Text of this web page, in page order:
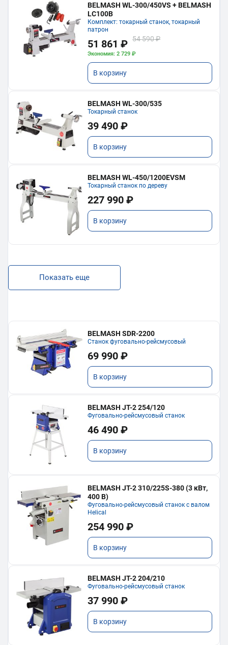
BELMASH WL-300/450VS + BELMASH
LC100B
Комплект: токарный станок, токарный
патрон
51 861 ₽ 54 590 ₽
Экономия: 2 729 ₽
В корзину
BELMASH WL-300/535
Токарный станок
39 490 ₽
В корзину
BELMASH WL-450/1200EVSM
Токарный станок по дереву
227 990 ₽
В корзину
Показать еще
BELMASH SDR-2200
Станок фуговально-рейсмусовый
69 990 ₽
В корзину
BELMASH JT-2 254/120
Фуговально-рейсмусовый станок
46 490 ₽
В корзину
BELMASH JT-2 310/225S-380 (3 кВт,
400 В)
Фуговально-рейсмусовый станок с валом
Helical
254 990 ₽
В корзину
BELMASH JT-2 204/210
Фуговально-рейсмусовый станок
37 990 ₽
В корзину